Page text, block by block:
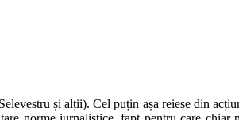
și alții). Cel puțin așa reiese din